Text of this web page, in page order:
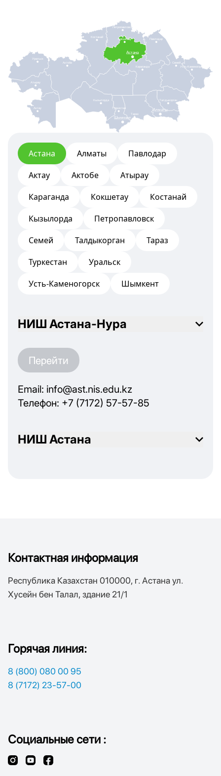
Астана
Алматы
Павлодар
Актау
Актобе
Атырау
Караганда
Кокшетау
Костанай
Кызылорда
Петропавловск
Семей
Талдыкорган
Тараз
Туркестан
Уральск
Усть-Каменогорск
Шымкент
Астана Алматы
Павлодар
Актау
Актобе
Атырау
Караганда
Кокшетау
Костанай
Кызылорда
Петропавловск
Семей
Талдыкорган
Тараз
Туркестан
Уральск
Усть-Каменогорск
Шымкент
НИШ Астана-Нура
Перейти
Email: info@ast.nis.edu.kz
Телефон: +7 (7172) 57-57-85
НИШ Астана
Контактная информация
Республика Казахстан 010000, г. Астана ул.
Хусейн бен Талал, здание 21/1
Горячая линия:
8 (800) 080 00 95
8 (7172) 23-57-00
Социальные сети :